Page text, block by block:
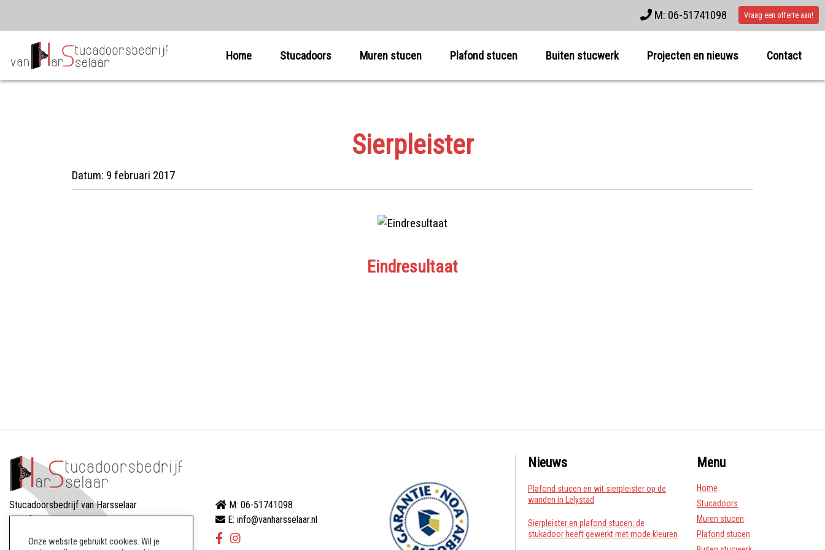
Vraag een offerte aan!
M: 06-51741098
Home Stucadoors Muren stucen Plafond stucen Buiten stucwerk Projecten en nieuws Contact
Sierpleister
Datum: 9 februari 2017
Eindresultaat
Stucadoorsbedrijf van Harsselaar
Dreef 88
M: 06-51741098
E: info@vanharsselaar.nl
Nieuws
Plafond stucen en wit sierpleister op de
wanden in Lelystad
Sierpleister en plafond stucen: de
stukadoor heeft gewerkt met mode kleuren
Menu
Home
Stucadoors
Muren stucen
Plafond stucen
Onze website gebruikt cookies. Wil je